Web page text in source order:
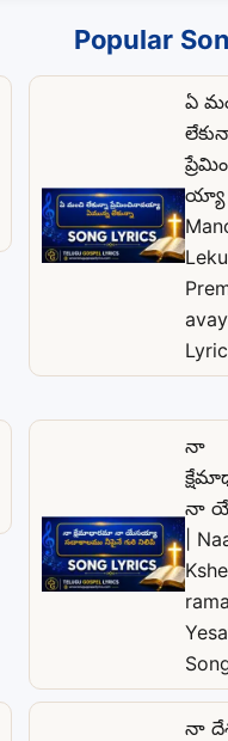
Popular
ఏ
య్యా
నా
నా
|
నా